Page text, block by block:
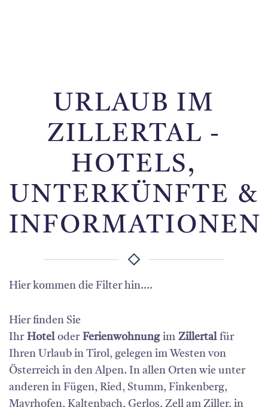
URLAUB IM
ZILLERTAL -
HOTELS,
UNTERKÜNFTE &
INFORMATIONEN
Hier kommen die Filter hin....
Hier finden Sie
Ihr Hoteloder Ferienwohnungim Zillertalfür
Ihren Urlaub in Tirol, gelegen im Westen von
Österreich in den Alpen. In allen Orten wie unter
anderen in Fügen, Ried, Stumm, Finkenberg,
Mayrhofen, Kaltenbach, Gerlos, Zell am Ziller, in